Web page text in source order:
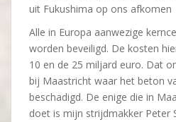
uit Fukushima op ons afkomen
Alle in Europa aanwezige
worden beveiligd. De kosten
10 en de 25 miljard euro. Dat
bij Maastricht waar het beton
beschadigd. De enige die in
doet is mijn strijdmakker Peter